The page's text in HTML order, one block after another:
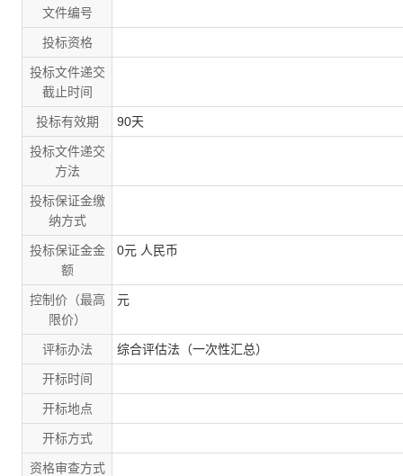
文件编号
投标资格
投标文件递交
截止时间
投标有效期 90天
投标文件递交
方法
投标保证金缴
纳方式
投标保证金金
额
0元 人民币
控制价（最高
限价）
元
评标办法 综合评估法（一次性汇总）
开标时间
开标地点
开标方式
资格审查方式